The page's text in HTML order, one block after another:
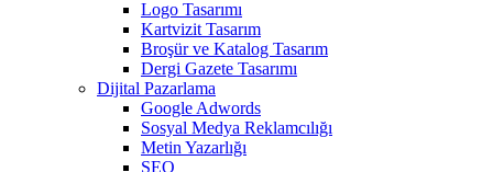
Logo Tasarımı
Kartvizit Tasarım
Broşür ve Katalog Tasarım
Dergi Gazete Tasarımı
Dijital Pazarlama
Google Adwords
Sosyal Medya Reklamcılığı
Metin Yazarlığı
SEO